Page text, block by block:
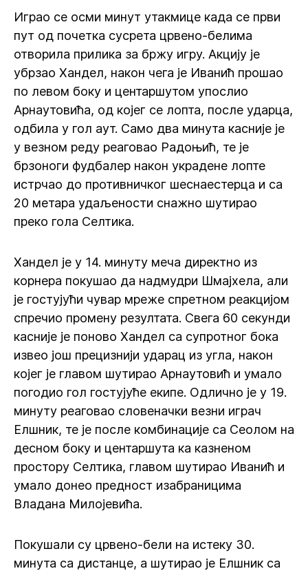
Играо се осми минут утакмице када се први
пут од почетка сусрета црвено-белима
отворила прилика за бржу игру. Акцију је
убрзао Хандел, након чега је Иванић прошао
по левом боку и центаршутом упослио
Арнаутовића, од којег се лопта, после ударца,
одбила у гол аут. Само два минута касније је
у везном реду реаговао Радоњић, те је
брзоноги фудбалер након украдене лопте
истрчао до противничког шеснаестерца и са
20 метара удаљености снажно шутирао
преко гола Селтика.
Хандел је у 14. минуту меча директно из
корнера покушао да надмудри Шмајхела, али
је гостујући чувар мреже спретном реакцијом
спречио промену резултата. Свега 60 секунди
касније је поново Хандел са супротног бока
извео још прецизнији ударац из угла, након
којег је главом шутирао Арнаутовић и умало
погодио гол гостујуће екипе. Одлично је у 19.
минуту реаговао словеначки везни играч
Елшник, те је после комбинације са Сеолом на
десном боку и центаршута ка казненом
простору Селтика, главом шутирао Иванић и
умало донео предност изабраницима
Владана Милојевића.
Покушали су црвено-бели на истеку 30.
минута са дистанце, а шутирао је Елшник са